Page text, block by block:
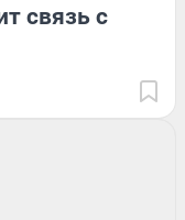
связь с